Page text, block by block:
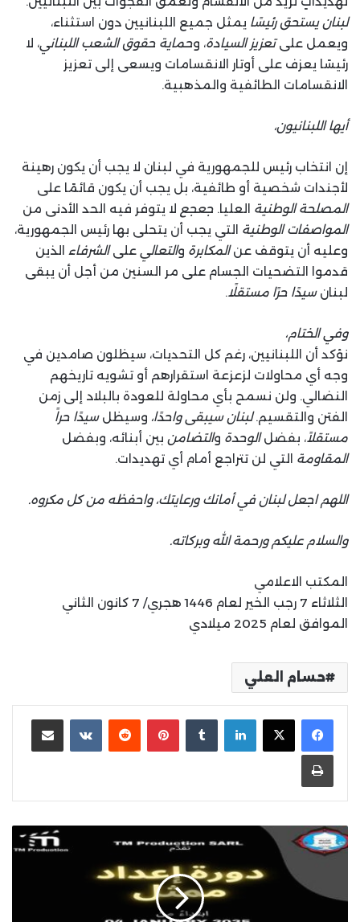
لبنان يستحق رئيسًا يمثل جميع اللبنانيين دون استثناء،
ويعمل علىتعزيز السيادة، وحماية حقوق الشعب اللبناني، لا
رئيسًا يعزف على أوتار الانقسامات ويسعى إلى تعزيز
الانقسامات الطائفية والمذهبية.
أيها اللبنانيون،
إن انتخاب رئيس للجمهورية في لبنان لا يجب أن يكون رهينة
لأجندات شخصية أو طائفية، بل يجب أن يكون قائمًا على
المصلحة الوطنية العليا. جعجع لا يتوفر فيه الحد الأدنى من
المواصفات الوطنية التي يجب أن يتحلى بها رئيس الجمهورية،
وعليه أن يتوقف عنالمكابرة والتعالي علىالشرفاء الذين
قدموا التضحيات الجسام على مر السنين من أجل أن يبقى
لبنانسيدًا حرًا مستقلًا.
وفي الختام،
نؤكد أن اللبنانيين، رغم كل التحديات، سيظلون صامدين في
وجه أي محاولات لزعزعة استقرارهم أو تشويه تاريخهم
النضالي. ولن نسمح بأي محاولة للعودة بالبلاد إلى زمن
الفتن والتقسيم.لبنان سيبقى واحدًا، وسيظلسيدًا حراً
مستقلاً، بفضلالوحدة والتضامن بين أبنائه، وبفضل
المقاومة التي لن تتراجع أمام أي تهديدات.
اللهم اجعل لبنان في أمانك ورعايتك، واحفظه من كل مكروه.
والسلام عليكم ورحمة الله وبركاته.
المكتب الاعلامي
الثلاثاء 7 رجب الخير لعام 1446 هجري/ 7 كانون الثاني
الموافق لعام 2025 ميلادي
حسام العلي
لينكدإن بينتيريست مشاركة عبر البريد
طباعة